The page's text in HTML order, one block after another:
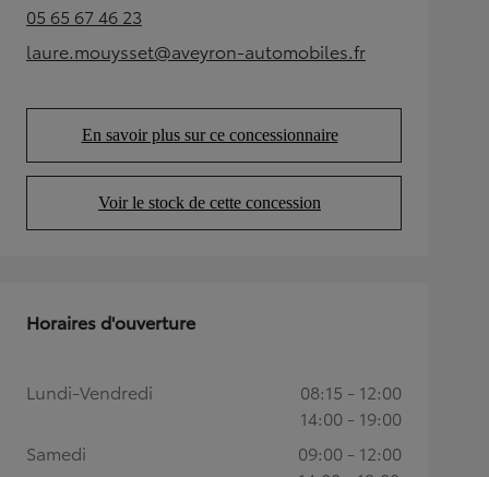
05 65 67 46 23(Opens in new tab)
laure.mouysset@aveyron-automobiles.fr
(Opens in new tab)
En savoir plus sur ce concessionnaire
(Opens in new tab)
Voir le stock de cette concession
(Opens in new tab)
Horaires d'ouverture
Lundi-Vendredi
08:15 - 12:00
14:00 - 19:00
Samedi
09:00 - 12:00